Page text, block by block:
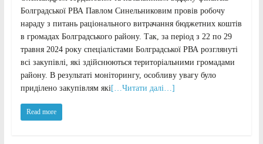
Болградської РВА Павлом Синельниковим провів робочу
нараду з питань раціонального витрачання бюджетних коштів
в громадах Болградського району. Так, за період з 22 по 29
травня 2024 року спеціалістами Болградської РВА розглянуті
всі закупівлі, які здійснюються територіальними громадами
району. В результаті моніторингу, особливу увагу було
приділено закупівлям які[…Читати далі…]
Read more